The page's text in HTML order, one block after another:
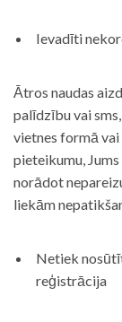
Ievadīti
Ātros naudas
palīdzību vai
vietnes formā
pieteikumu,
norādot
liekām
Netiek
reģistrācija